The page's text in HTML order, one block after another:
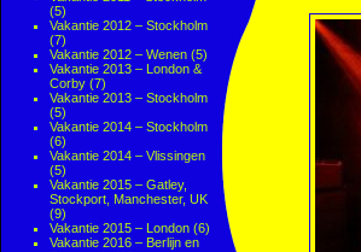
(5)
Vakantie 2012 – Stockholm
(7)
Vakantie 2012 – Wenen (5)
Vakantie 2013 – London &
Corby (7)
Vakantie 2013 – Stockholm
(5)
Vakantie 2014 – Stockholm
(6)
Vakantie 2014 – Vlissingen
(5)
Vakantie 2015 – Gatley,
Stockport, Manchester, UK
(9)
Vakantie 2015 – London (6)
Vakantie 2016 – Berlijn en